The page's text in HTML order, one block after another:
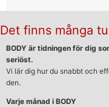
Det finns många
BODY är tidningen för dig
seriöst.
Vi lär dig hur du snabbt och
den.
Varje månad i BODY